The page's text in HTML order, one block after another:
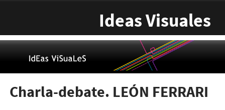
Ideas Visuales
Charla-debate. LEÓN FERRARI